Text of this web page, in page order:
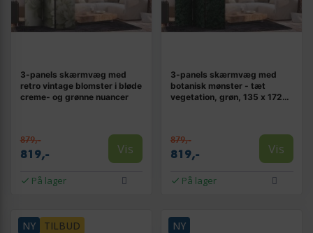
3-panels skærmvæg med
retro vintage blomster i bløde
creme- og grønne nuancer
879,-
819,- Vis
På lager
3-panels skærmvæg med
botanisk mønster - tæt
vegetation, grøn, 135 x 172
879,-
819,- Vis
På lager
NY TILBUD NY